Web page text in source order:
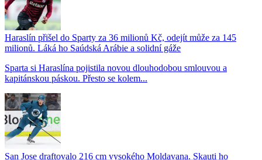
Haraslín přišel do Sparty za 36 milionů Kč, odejít může za 145
milionů. Láká ho Saúdská Arábie a solidní gáže
Sparta si Haraslína pojistila novou dlouhodobou smlouvou a
kapitánskou páskou. Přesto se kolem...
San Jose draftovalo 216 cm vysokého Moldavana. Skauti ho